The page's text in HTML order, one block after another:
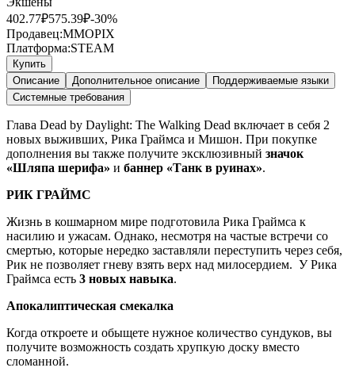
402.77₽575.39₽-30%
Продавец:MMOPIX
Платформа:STEAM
Купить
Описание
Дополнительное описание
Поддерживаемые языки
Системные требования
Глава Dead by Daylight: The Walking Dead включает в себя 2
новых выживших, Рика Граймса и Мишон. При покупке
дополнения вы также получите эксклюзивный значок
«Шляпа шерифа» и баннер «Танк в руинах».
РИК ГРАЙМС
Жизнь в кошмарном мире подготовила Рика Граймса к
насилию и ужасам. Однако, несмотря на частые встречи со
смертью, которые нередко заставляли переступить через себя,
Рик не позволяет гневу взять верх над милосердием. У Рика
Граймса есть 3 новых навыка.
Апокалиптическая смекалка
Когда откроете и обыщете нужное количество сундуков, вы
получите возможность создать хрупкую доску вместо
сломанной.